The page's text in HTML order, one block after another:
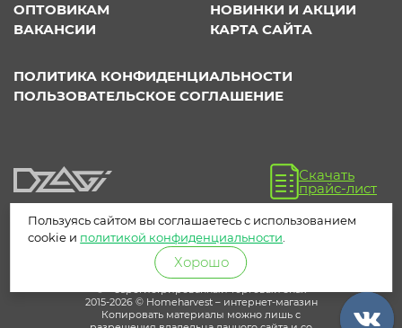
ОПТОВИКАМ
НОВИНКИ И АКЦИИ
ВАКАНСИИ
КАРТА САЙТА
ПОЛИТИКА КОНФИДЕНЦИАЛЬНОСТИ
ПОЛЬЗОВАТЕЛЬСКОЕ СОГЛАШЕНИЕ
Скачать
прайс-лист
® – зарегистрированный торговый знак
2015-2026 © Homeharvest – интернет-магазин
Копировать материалы можно лишь с
Пользуясь сайтом вы соглашаетесь с использованием
cookie и политикой конфиденциальности
Хорошо